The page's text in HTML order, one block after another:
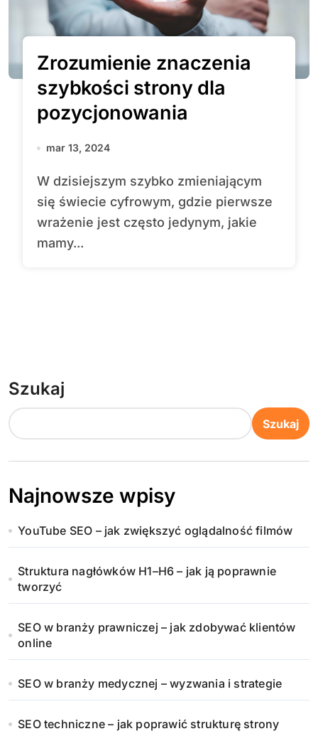
Zrozumienie znaczenia
szybkości strony dla
pozycjonowania
mar 13, 2024
W dzisiejszym szybko zmieniającym
się świecie cyfrowym, gdzie pierwsze
wrażenie jest często jedynym, jakie
mamy...
Szukaj
Szukaj
Najnowsze wpisy
YouTube SEO – jak zwiększyć oglądalność filmów
Struktura nagłówków H1–H6 – jak ją poprawnie
tworzyć
SEO w branży prawniczej – jak zdobywać klientów
online
SEO w branży medycznej – wyzwania i strategie
SEO techniczne – jak poprawić strukturę strony